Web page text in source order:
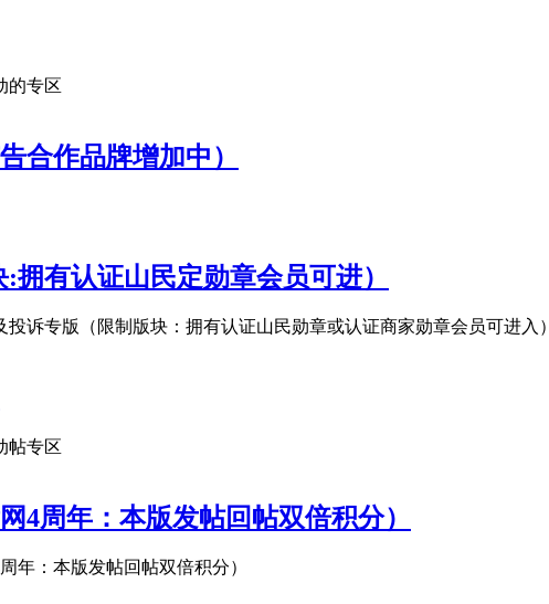
的专区
合作品牌增加中）
拥有认证山民定勋章会员可进）
诉专版（限制版块：拥有认证山民勋章或认证商家勋章会员可进入）
帖专区
4周年：本版发帖回帖双倍积分）
年：本版发帖回帖双倍积分）